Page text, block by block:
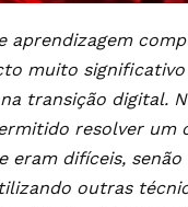
aprendizagem
muito significativo
transição digital.
resolver um
eram difíceis, senão
outras